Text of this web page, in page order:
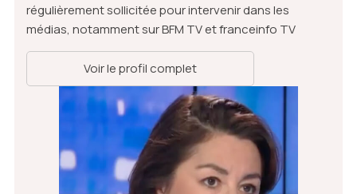
régulièrement sollicitée pour intervenir dans les
médias, notamment sur BFM TV et franceinfo TV
Voir le profil complet